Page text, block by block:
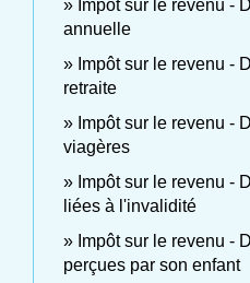
Impôt sur le revenu -
annuelle
Impôt sur le revenu -
retraite
Impôt sur le revenu -
viagères
Impôt sur le revenu -
liées à l'invalidité
Impôt sur le revenu -
perçues par son enfant